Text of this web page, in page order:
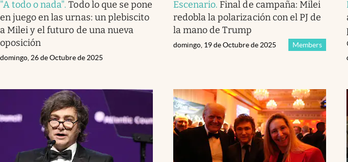
"A todo o nada".Todo lo que se pone
en juego en las urnas: un plebiscito
a Milei y el futuro de una nueva
oposición
domingo, 26 de Octubre de 2025
Escenario. Final de campaña: Milei
redobla la polarización con el PJ de
la mano de Trump
Members
domingo, 19 de Octubre de 2025